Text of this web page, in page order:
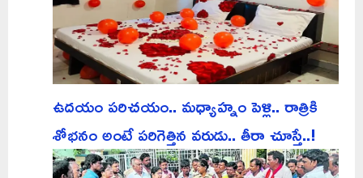
ఉదయం పరిచయం.. మధ్యాహ్నం పెళ్లి.. రాత్రికి
శోభనం అంటే పరిగెత్తిన వరుడు.. తీరా చూస్తే..!